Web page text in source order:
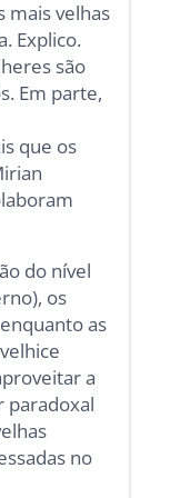
mais velhas
Explico.
são
Em parte,
que os
do nível
os
as
a
paradoxal
no